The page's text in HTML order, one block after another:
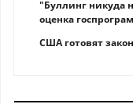
"Буллинг никуда
оценка
США готовят